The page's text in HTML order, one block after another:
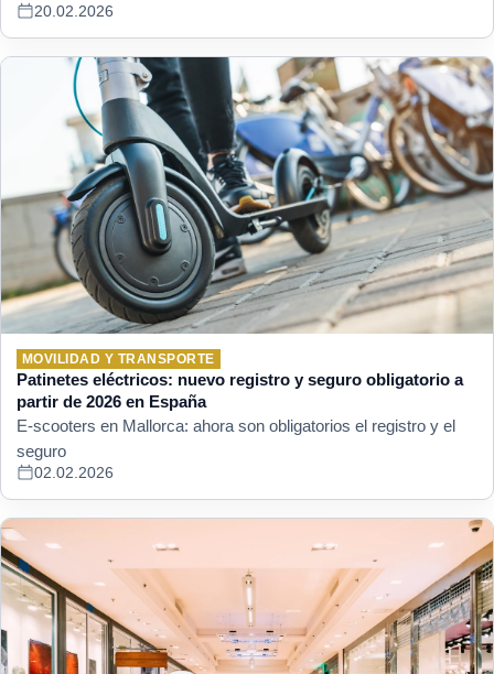
20.02.2026
MOVILIDAD Y TRANSPORTE
Patinetes eléctricos: nuevo registro y seguro obligatorio a
partir de 2026 en España
E-scooters en Mallorca: ahora son obligatorios el registro y el
seguro
02.02.2026